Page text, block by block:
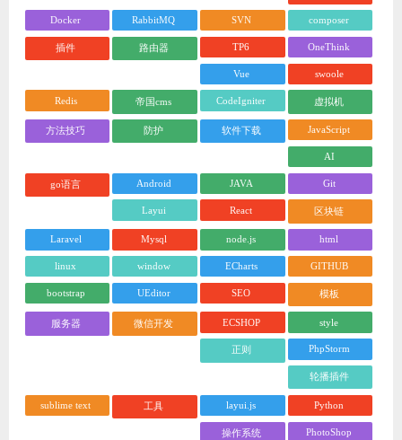
Docker RabbitMQ SVN composer
插件 路由器 TP6 OneThink
Vue swoole
Redis 帝国cms CodeIgniter 虚拟机
方法技巧 防护 软件下载 JavaScript
AI
go语言 Android JAVA Git
Layui React 区块链
Laravel Mysql node.js html
linux window ECharts GITHUB
bootstrap UEditor SEO 模板
服务器 微信开发 ECSHOP style
正则 PhpStorm
轮播插件
sublime text 工具 layui.js Python
操作系统 PhotoShop